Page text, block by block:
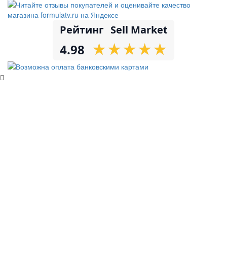
Рейтинг Sell Market
4.98 ★
★★
★★
★★
★★
★